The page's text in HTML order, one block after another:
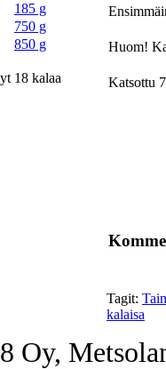
185 g
750 g
850 g
18 kalaa
Huom!
Katsottu
Tagit:
kalaisa
Oy,